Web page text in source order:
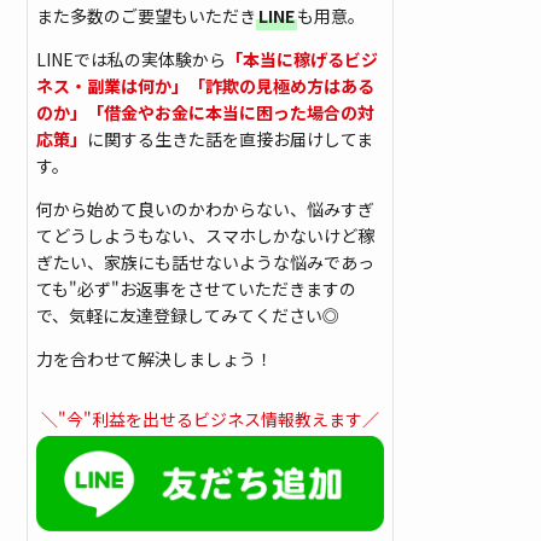
また多数のご要望もいただき LINEも用意。
LINEでは私の実体験から 「本当に稼げるビジ
ネス・副業は何か」「詐欺の見極め方はある
のか」「借金やお金に本当に困った場合の対
応策」 に関する生きた話を直接お届けしてま
す。
何から始めて良いのかわからない、悩みすぎ
てどうしようもない、スマホしかないけど稼
ぎたい、家族にも話せないような悩みであっ
ても"必ず"お返事をさせていただきますの
で、気軽に友達登録してみてください◎
力を合わせて解決しましょう！
＼"今"利益を出せるビジネス情報教えます／